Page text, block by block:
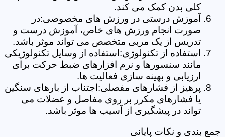
کلی بدن کمک می کند.
آموزش درستی در ورزش های مخصوصی:در
صورت انجام ورزش های خاص، آموزش درست و
تدریس از یک مربی متخصص می تواند موثر باشد.
استفاده از تکنولوژی:استفاده از وسایل تکنولوژیکی
مانند سنسورها و نرم افزارهای ضبط حرکت برای
ارزیابی و بهینه سازی فعالیت ها.
پرهیز از فشارهای مفصلی:اجتناب از بارهای سنگین
یا فشارهای مکرر بر روی مفاصل و عضلات می
تواند در پیشگیری از آسیب ها موثر باشد.
جمع بندی و نکات پایانی